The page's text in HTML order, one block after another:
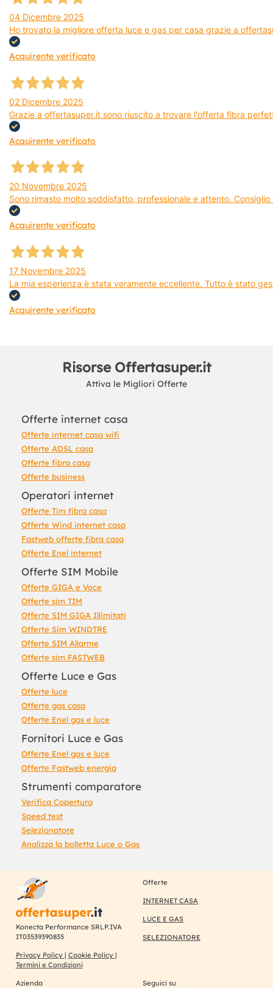
04 Dicembre 2025
Ho trovato la migliore offerta luce e gas per casa grazie a
Acquirente verificato
02 Dicembre 2025
Grazie a offertasuper.it sono riuscito a trovare l'offerta fibra
Acquirente verificato
20 Novembre 2025
Sono rimasto molto soddisfatto, professionale e attento.
Acquirente verificato
17 Novembre 2025
La mia esperienza è stata veramente eccellente. Tutto è stato
Acquirente verificato
Risorse Offertasuper.it
Attiva le Migliori Offerte
Offerte internet casa
Offerte internet casa wifi
Offerte ADSL casa
Offerte fibra casa
Offerte business
Operatori internet
Offerte Tim fibra casa
Offerte Wind internet casa
Fastweb offerte fibra casa
Offerte Enel internet
Offerte SIM Mobile
Offerte GIGA e Voce
Offerte sim TIM
Offerte SIM GIGA Illimitati
Offerte Sim WINDTRE
Offerte SIM Allarme
Offerte sim FASTWEB
Offerte Luce e Gas
Offerte luce
Offerte gas casa
Offerte Enel gas e luce
Fornitori Luce e Gas
Offerte Enel gas e luce
Offerte Fastweb energia
Strumenti comparatore
Verifica Copertura
Speed test
Selezionatore
Analizza la bolletta Luce o Gas
Konecta Performance SRLP.IVA
IT03539390835
Privacy Policy | Cookie Policy |
Termini e Condizioni
Offerte
INTERNET CASA
LUCE E GAS
SELEZIONATORE
Azienda Seguici su